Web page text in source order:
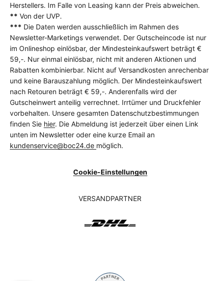
Herstellers. Im Falle von Leasing kann der Preis abweichen.
** Von der UVP.
*** Die Daten werden ausschließlich im Rahmen des
Newsletter-Marketings verwendet. Der Gutscheincode ist nur
im Onlineshop einlösbar, der Mindesteinkaufswert beträgt €
59,-. Nur einmal einlösbar, nicht mit anderen Aktionen und
Rabatten kombinierbar. Nicht auf Versandkosten anrechenbar
und keine Barauszahlung möglich. Der Mindesteinkaufswert
nach Retouren beträgt € 59,-. Anderenfalls wird der
Gutscheinwert anteilig verrechnet. Irrtümer und Druckfehler
vorbehalten. Unsere gesamten Datenschutzbestimmungen
finden Sie hier. Die Abmeldung ist jederzeit über einen Link
unten im Newsletter oder eine kurze Email an
kundenservice@boc24.de möglich.
Cookie-Einstellungen
VERSANDPARTNER